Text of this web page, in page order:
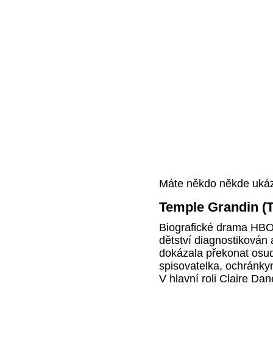
Máte někdo někde
Temple Grandin
Biografické drama
dětství diagnostikován
dokázala překonat
spisovatelka,
V hlavní roli Claire